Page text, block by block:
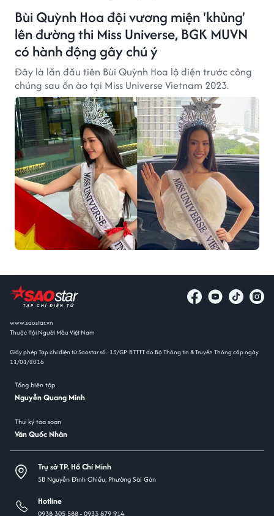
Bùi Quỳnh Hoa đội vương miện 'khủng'
lên đường thi Miss Universe, BGK MUVN
có hành động gây chú ý
Đây là lần đầu tiên Bùi Quỳnh Hoa lộ diện trước công
chúng sau ồn ào tại Miss Universe Vietnam 2023.
www.saostar.vn
Thuộc Hội Người Mẫu Việt Nam
Giấy phép Tạp chí điện tử Saostar số: 13/GP-BTTTT do Bộ Thông tin & Truyền Thông cấp ngày
11/01/2016
Tổng biên tập
Nguyễn Quang Minh
Thư ký tòa soạn
Văn Quốc Nhân
Trụ sở TP. Hồ Chí Minh
5B Nguyễn Đình Chiểu, Phường Sài Gòn
Hotline
0938 305 588 -0933 879 914